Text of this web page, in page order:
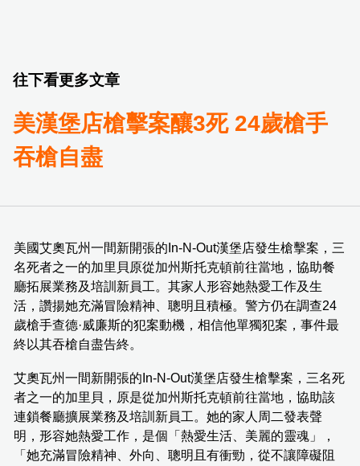
往下看更多文章
美漢堡店槍擊案釀3死 24歲槍手
吞槍自盡
美國艾奧瓦州一間新開張的In-N-Out漢堡店發生槍擊案，三
名死者之一的加里貝原從加州斯托克頓前往當地，協助餐
廳拓展業務及培訓新員工。其家人形容她熱愛工作及生
活，讚揚她充滿冒險精神、聰明且積極。警方仍在調查24
歲槍手查德·威廉斯的犯案動機，相信他單獨犯案，事件最
終以其吞槍自盡告終。
艾奧瓦州一間新開張的In-N-Out漢堡店發生槍擊案，三名死
者之一的加里貝，原是從加州斯托克頓前往當地，協助該
連鎖餐廳擴展業務及培訓新員工。她的家人周二發表聲
明，形容她熱愛工作，是個「熱愛生活、美麗的靈魂」，
「她充滿冒險精神、外向、聰明且有衝勁，從不讓障礙阻